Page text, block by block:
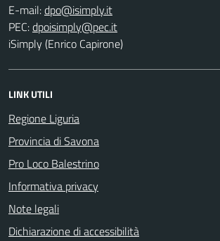
E-mail:
PEC:
iSimply (Enrico Capirone)
LINK UTILI
Regione Liguria
Provincia di Savona
Pro Loco Balestrino
Informativa privacy
Note legali
Dichiarazione di accessibilità